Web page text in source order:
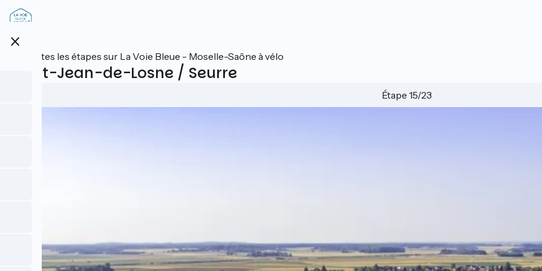
Aller
au
principal
close
Toutes les étapes sur La Voie Bleue - Moselle-Saône à vélo
Saint-Jean-de-Losne / Seurre
Étape 15/23